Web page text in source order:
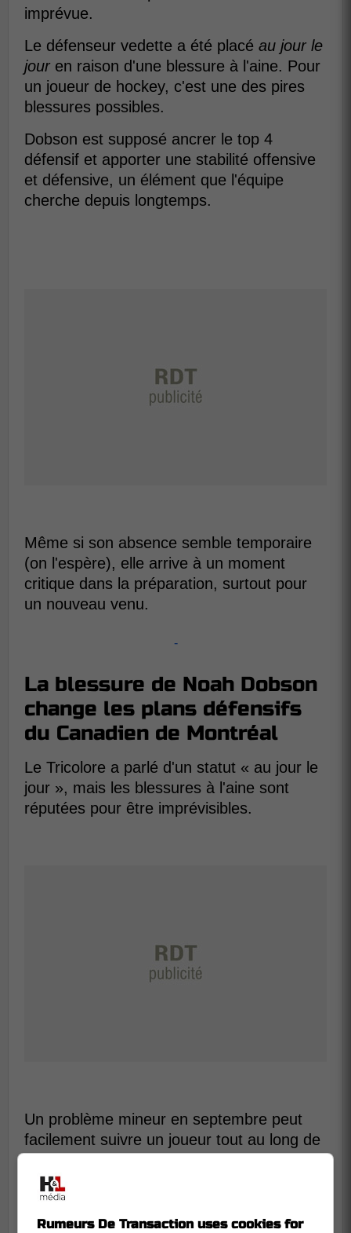
imprévue.
Le défenseur vedette a été placé au jour le
jour en raison d'une blessure à l'aine. Pour
un joueur de hockey, c'est une des pires
blessures possibles.
Dobson est supposé ancrer le top 4
défensif et apporter une stabilité offensive
et défensive, un élément que l'équipe
cherche depuis longtemps.
Même si son absence semble temporaire
(on l'espère), elle arrive à un moment
critique dans la préparation, surtout pour
un nouveau venu.
-
La blessure de Noah Dobson
change les plans défensifs
du Canadien de Montréal
Le Tricolore a parlé d'un statut « au jour le
jour », mais les blessures à l'aine sont
réputées pour être imprévisibles.
Un problème mineur en septembre peut
facilement suivre un joueur tout au long de
Comme l'a expliqué un observateur:
Rumeurs De Transaction uses cookies for